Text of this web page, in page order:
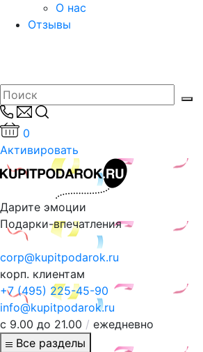
О нас
Отзывы
0
Активировать
Дарите эмоции
Подарки-впечатления
corp@kupitpodarok.ru
корп. клиентам
+7 (495) 225-45-90
info@kupitpodarok.ru
с 9.00 до 21.00 / ежедневно
Все разделы